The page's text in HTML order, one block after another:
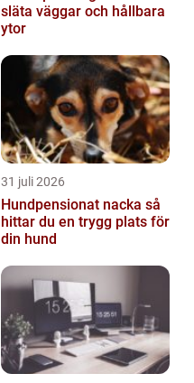
släta väggar och hållbara
ytor
31 juli 2026
Hundpensionat nacka så
hittar du en trygg plats för
din hund